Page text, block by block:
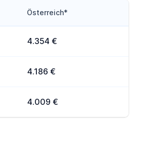
Österreich*
4.354 €
4.186 €
4.009 €